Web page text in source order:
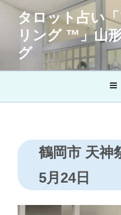
キ
タロット占い
リング ™」山
グ
鶴岡市 天神
5月24日